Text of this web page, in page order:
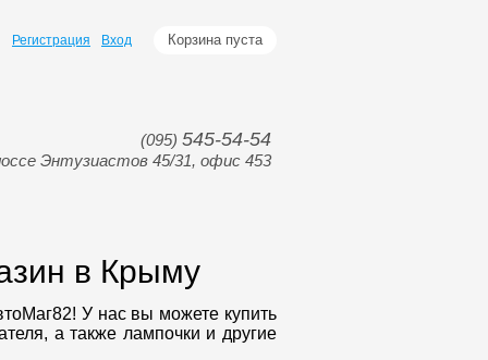
Корзина пуста
Регистрация Вход
(095) 545-54-54
Энтузиастов 45/31, офис 453
в Крыму
У нас вы можете купить
а также лампочки и другие